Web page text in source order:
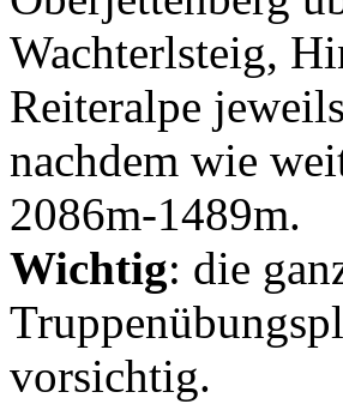
Wachterlsteig,
Reiteralpe
nachdem wie
2086m-1489m.
Wichtig: die
vorsichtig.